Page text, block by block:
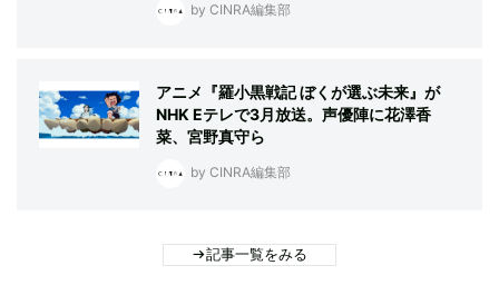
by CINRA編集部
アニメ『羅小黒戦記 ぼくが選ぶ未来』が
NHK Eテレで3月放送。声優陣に花澤香
菜、宮野真守ら
by CINRA編集部
記事一覧をみる